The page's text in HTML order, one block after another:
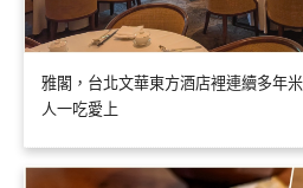
雅閣，台北文華東方酒店裡連續多年
人一吃愛上